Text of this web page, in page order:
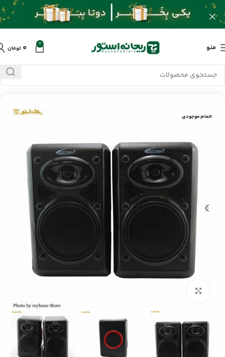
منو 0 ۰ تومان
خانه/محصولات/لوازم جانبی موبایل/اسپیکر باسیم اگزون EX220
اتمام موجودی